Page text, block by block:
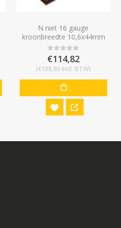
N niet 16 gauge
kroonbreedte 10,6x44mm
10,000 stuks
0out of 5
€114,82
(€138,93 incl. BTW)